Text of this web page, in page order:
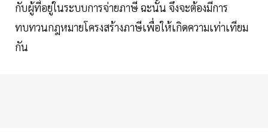
กับผู้ที่อยู่ในระบบการจ่ายภาษี ฉะนั้น จึงจะต้องมีการ
ทบทวนกฎหมายโครงสร้างภาษีเพื่อให้เกิดความเท่าเทียม
กัน